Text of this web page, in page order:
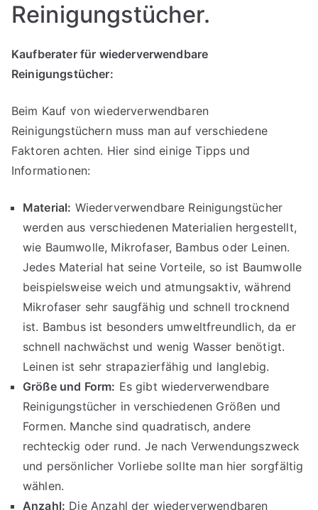
Reinigungstücher.
Kaufberater für wiederverwendbare
Reinigungstücher:
Beim Kauf von wiederverwendbaren
Reinigungstüchern muss man auf verschiedene
Faktoren achten. Hier sind einige Tipps und
Informationen:
Material: Wiederverwendbare Reinigungstücher
werden aus verschiedenen Materialien hergestellt,
wie Baumwolle, Mikrofaser, Bambus oder Leinen.
Jedes Material hat seine Vorteile, so ist Baumwolle
beispielsweise weich und atmungsaktiv, während
Mikrofaser sehr saugfähig und schnell trocknend
ist. Bambus ist besonders umweltfreundlich, da er
schnell nachwächst und wenig Wasser benötigt.
Leinen ist sehr strapazierfähig und langlebig.
Größe und Form: Es gibt wiederverwendbare
Reinigungstücher in verschiedenen Größen und
Formen. Manche sind quadratisch, andere
rechteckig oder rund. Je nach Verwendungszweck
und persönlicher Vorliebe sollte man hier sorgfältig
wählen.
Anzahl: Die Anzahl der wiederverwendbaren